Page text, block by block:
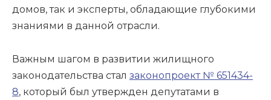
домов, так и эксперты, обладающие глубокими
знаниями в данной отрасли.
Важным шагом в развитии жилищного
законодательства стал законопроект № 651434-
8, который был утвержден депутатами в